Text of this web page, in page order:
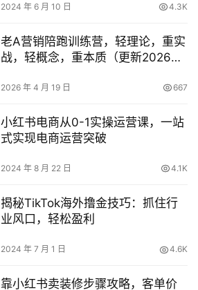
2024 年 6 月 10 日 4.3K
老A营销陪跑训练营，轻理论，重实
战，轻概念，重本质（更新2026年
2026 年 4 月 19 日 667
小红书电商从0-1实操运营课，一站
式实现电商运营突破
2024 年 8 月 22 日 4.1K
揭秘TikTok海外撸金技巧：抓住行
业风口，轻松盈利
2024 年 7 月 1 日 4.6K
靠小红书卖装修步骤攻略，客单价